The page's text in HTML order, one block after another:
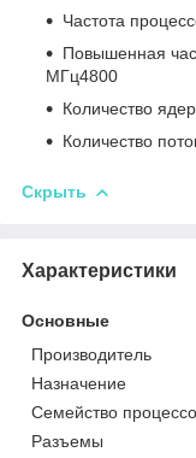
Частота
Повышенная
МГц4800
Количество
Количество
Скрыть
Характеристики
Основные
Производитель
Назначение
Семейство
Разъемы